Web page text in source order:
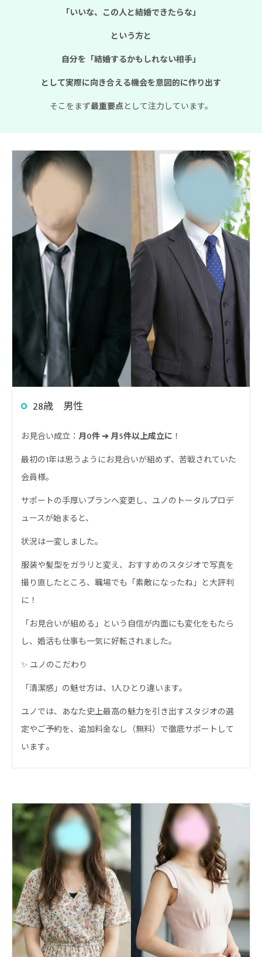
「いいな、この人と結婚できたらな」
という方と
自分を「結婚するかもしれない相手」
として実際に向き合える機会を意図的に作り出す
そこをまず最重要点として注力しています。
28歳 男性
お見合い成立： 月0件 ➔ 月5件以上成立に ！
最初の1年は思うようにお見合いが組めず、苦戦されていた
会員様。
サポートの手厚いプランへ変更し、ユノのトータルプロデ
ュースが始まると、
状況は一変しました。
服装や髪型をガラリと変え、おすすめのスタジオで写真を
撮り直したところ、職場でも「素敵になったね」と大評判
に！
「お見合いが組める」という自信が内面にも変化をもたら
し、婚活も仕事も一気に好転されました。
✨ ユノのこだわり
「清潔感」の魅せ方は、 1人ひとり違います。
ユノでは、あなた史上最高の魅力を引き出すスタジオの選
定やご予約を、追加料金なし（無料）で徹底サポートして
います。